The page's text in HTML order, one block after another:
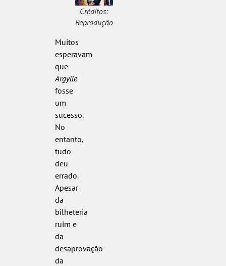
Créditos:
Reprodução
Muitos
esperavam
que
Argylle
fosse
um
sucesso.
No
entanto,
tudo
deu
errado.
Apesar
da
bilheteria
ruim e
da
desaprovação
da